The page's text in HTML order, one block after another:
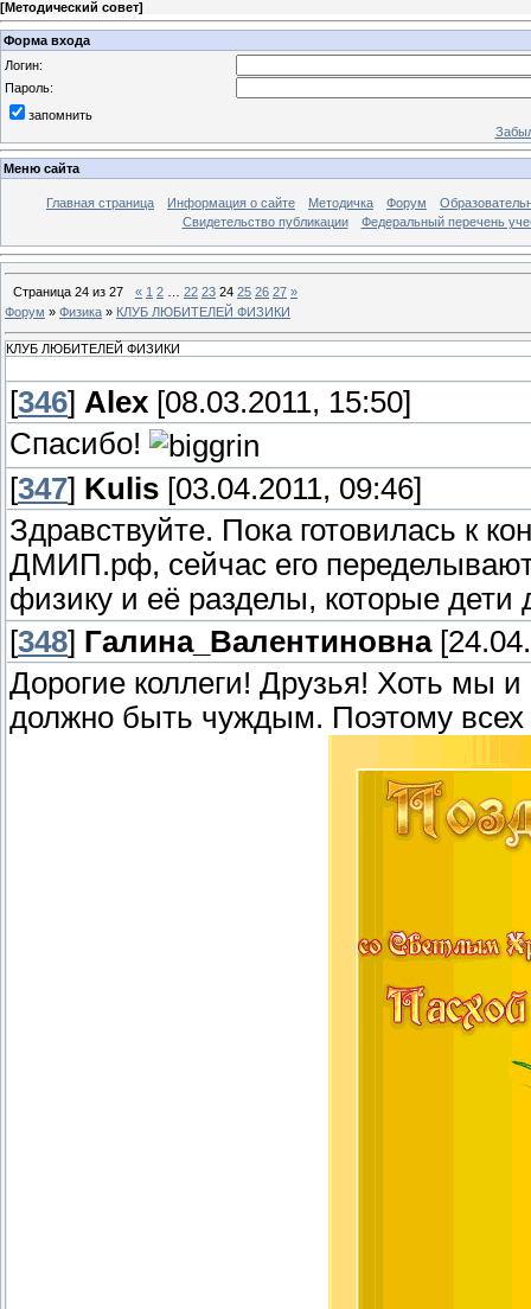
[Методический совет]
Форма входа
Логин:
Пароль:
запомнить
Меню сайта
Главная страница Информация о сайте Методичка Форум
Свидетельство публикации
Федеральный перечень
Страница 24 из 27 « 1 2 22 23 24 25 26 27 »
Форум » Физика » КЛУБ ЛЮБИТЕЛЕЙ ФИЗИКИ
КЛУБ ЛЮБИТЕЛЕЙ ФИЗИКИ
[346] Alex [08.03.2011, 15:50]
Спасибо!
[347] Kulis [03.04.2011, 09:46]
Здравствуйте. Пока готовилась к
ДМИП.рф, сейчас его
физику и её разделы, которые дети
[348] Галина_Валентиновна
Дорогие коллеги! Друзья! Хоть мы
должно быть чуждым. Поэтому всех